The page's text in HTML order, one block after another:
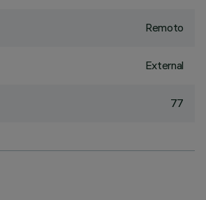
Remoto
External
77